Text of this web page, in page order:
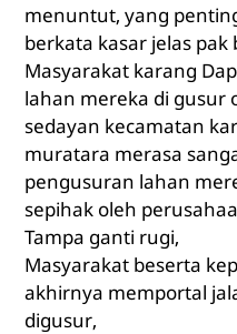
menuntut, yang
berkata kasar jelas pak
Masyarakat karang
lahan mereka di gusur
sedayan kecamatan
muratara merasa
pengusuran lahan
sepihak oleh
Tampa ganti rugi,
Masyarakat beserta
akhirnya memportal
digusur,